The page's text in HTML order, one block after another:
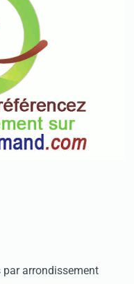
par arrondissement